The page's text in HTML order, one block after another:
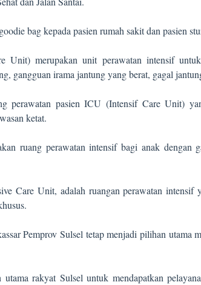
bag kepada pasien rumah sakit dan pasien
merupakan unit perawatan intensif
gangguan irama jantung yang berat, gagal
perawatan pasien ICU (Intensif Care Unit)
ketat.
ruang perawatan intensif bagi anak dengan
Care Unit, adalah ruangan perawatan intensif
Pemprov Sulsel tetap menjadi pilihan utama
rakyat Sulsel untuk mendapatkan